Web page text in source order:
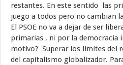
restantes. En este sentido las
juego a todos pero no cambian
El PSOE no va a dejar de ser
primarias , ni por la democracia
motivo? Superar los límites del
del capitalismo globalizador.